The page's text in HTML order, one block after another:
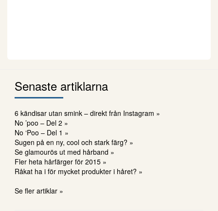
Senaste artiklarna
6 kändisar utan smink – direkt från Instagram »
No ’poo – Del 2 »
No ‘Poo – Del 1 »
Sugen på en ny, cool och stark färg? »
Se glamourös ut med hårband »
Fler heta hårfärger för 2015 »
Råkat ha i för mycket produkter i håret? »
Se fler artiklar »